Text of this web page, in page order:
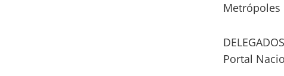
Metrópoles
Portal